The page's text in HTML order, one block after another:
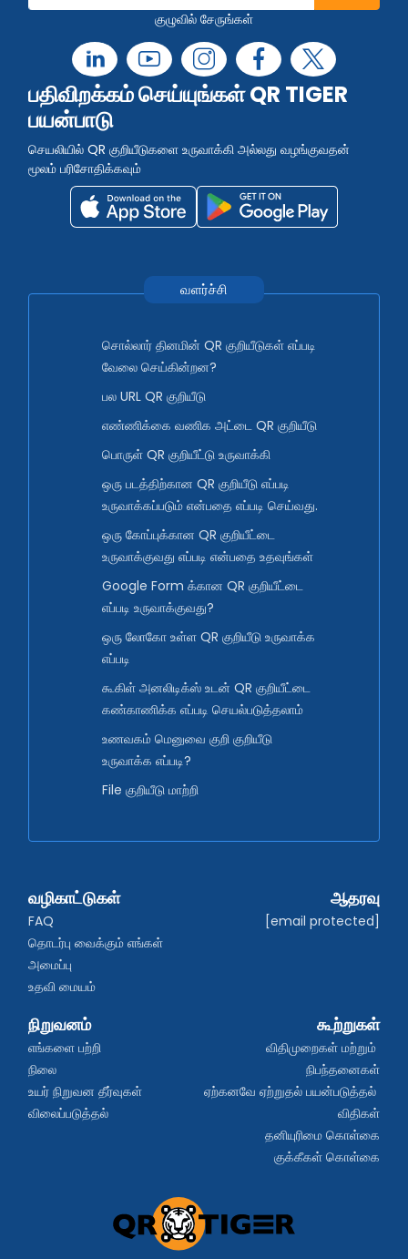
குழுவில் சேருங்கள்
பதிவிறக்கம் செய்யுங்கள் QR TIGER
பயன்பாடு
செயலியில் QR குறியீடுகளை உருவாக்கி அல்லது வழங்குவதன்
மூலம் பரிசோதிக்கவும்
வளர்ச்சி
சொல்லார் தினமின் QR குறியீடுகள் எப்படி
வேலை செய்கின்றன?
பல URL QR குறியீடு
எண்ணிக்கை வணிக அட்டை QR குறியீடு
பொருள் QR குறியீட்டு உருவாக்கி
ஒரு படத்திற்கான QR குறியீடு எப்படி
உருவாக்கப்படும் என்பதை எப்படி செய்வது.
ஒரு கோப்புக்கான QR குறியீட்டை
உருவாக்குவது எப்படி என்பதை உதவுங்கள்
Google Form க்கான QR குறியீட்டை
எப்படி உருவாக்குவது?
ஒரு லோகோ உள்ள QR குறியீடு உருவாக்க
எப்படி
கூகிள் அனலிடிக்ஸ் உடன் QR குறியீட்டை
கண்காணிக்க எப்படி செயல்படுத்தலாம்
உணவகம் மெனுவை குறி குறியீடு
உருவாக்க எப்படி?
File குறியீடு மாற்றி
வழிகாட்டுகள்
FAQ
தொடர்பு வைக்கும் எங்கள்
அமைப்பு
உதவி மையம்
ஆதரவு
[email protected]
நிறுவனம்
எங்களை பற்றி
நிலை
உயர் நிறுவன தீர்வுகள்
விலைப்படுத்தல்
கூற்றுகள்
விதிமுறைகள் மற்றும்
நிபந்தனைகள்
ஏற்கனவே ஏற்றுதல் பயன்படுத்தல்
விதிகள்
தனியுரிமை கொள்கை
குக்கீகள் கொள்கை